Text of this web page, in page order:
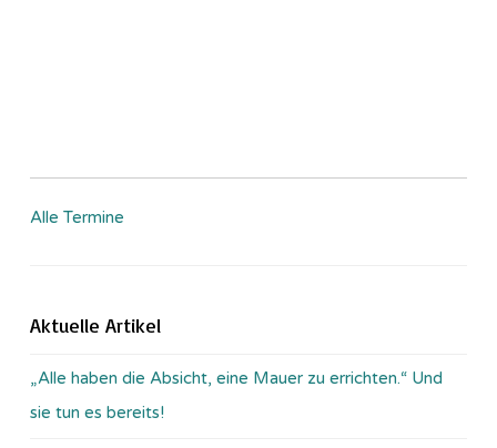
Alle Termine
Aktuelle Artikel
„Alle haben die Absicht, eine Mauer zu errichten.“ Und
sie tun es bereits!